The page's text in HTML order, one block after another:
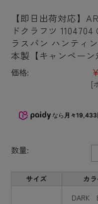
【即日出荷対応】
ドクラフツ
ラスパン ハンティ
本製【キャンペーン
価格:
[
なら 月々19,433
数量:
サイズ カ
DARK